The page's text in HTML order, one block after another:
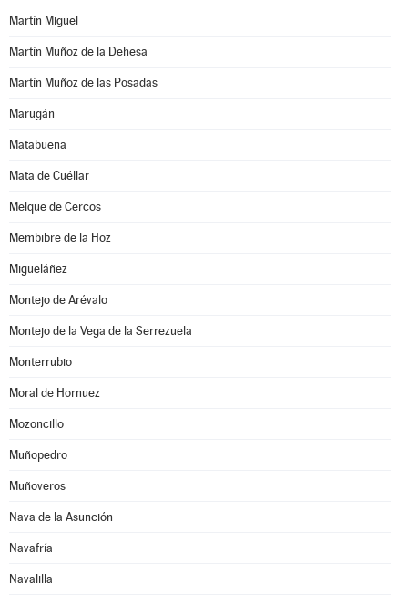
Martín Miguel
Martín Muñoz de la Dehesa
Martín Muñoz de las Posadas
Marugán
Matabuena
Mata de Cuéllar
Melque de Cercos
Membibre de la Hoz
Migueláñez
Montejo de Arévalo
Montejo de la Vega de la Serrezuela
Monterrubio
Moral de Hornuez
Mozoncillo
Muñopedro
Muñoveros
Nava de la Asunción
Navafría
Navalilla